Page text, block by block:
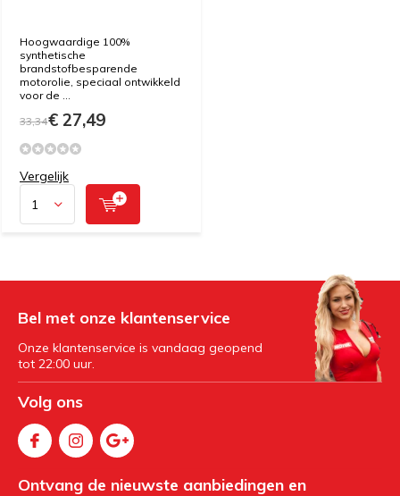
Hoogwaardige 100%
synthetische
brandstofbesparende
motorolie, speciaal ontwikkeld
voor de ...
33,34€ 27,49
Vergelijk
Bel met onze klantenservice
Onze klantenservice is vandaag geopend
tot 22:00 uur.
Volg ons
Ontvang de nieuwste aanbiedingen en